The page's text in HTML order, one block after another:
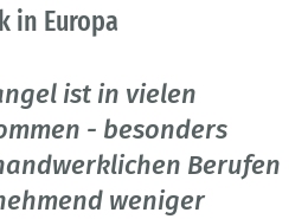
in Europa
ist in vielen
- besonders
Berufen
weniger